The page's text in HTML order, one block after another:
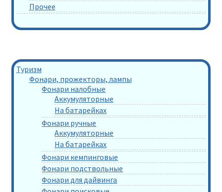
Прочее
Туризм
Фонари, прожекторы, лампы
Фонари налобные
Аккумуляторные
На батарейках
Фонари ручные
Аккумуляторные
На батарейках
Фонари кемпинговые
Фонари подствольные
Фонари для дайвинга